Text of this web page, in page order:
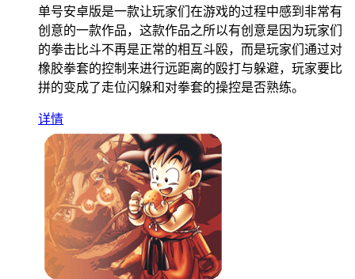
单号安卓版是一款让玩家们在游戏的过程中感到非常有
创意的一款作品，这款作品之所以有创意是因为玩家们
的拳击比斗不再是正常的相互斗殴，而是玩家们通过对
橡胶拳套的控制来进行远距离的殴打与躲避，玩家要比
拼的变成了走位闪躲和对拳套的操控是否熟练。
详情